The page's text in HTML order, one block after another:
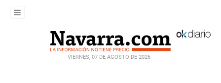
VIERNES, 07 DE AGOSTO DE 2026